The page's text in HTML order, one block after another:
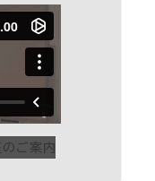
ご案内